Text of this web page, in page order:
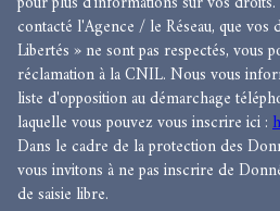
contacté l'Agence / le Réseau, que
Libertés » ne sont pas respectés, vous
réclamation à la CNIL. Nous vous
liste d'opposition au démarchage
laquelle vous pouvez vous inscrire ici :
Dans le cadre de la protection des
vous invitons à ne pas inscrire de
de saisie libre.